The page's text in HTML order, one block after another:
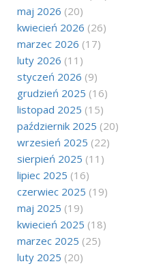
maj 2026 (20)
kwiecień 2026 (26)
marzec 2026 (17)
luty 2026 (11)
styczeń 2026 (9)
grudzień 2025 (16)
listopad 2025 (15)
październik 2025 (20)
wrzesień 2025 (22)
sierpień 2025 (11)
lipiec 2025 (16)
czerwiec 2025 (19)
maj 2025 (19)
kwiecień 2025 (18)
marzec 2025 (25)
luty 2025 (20)